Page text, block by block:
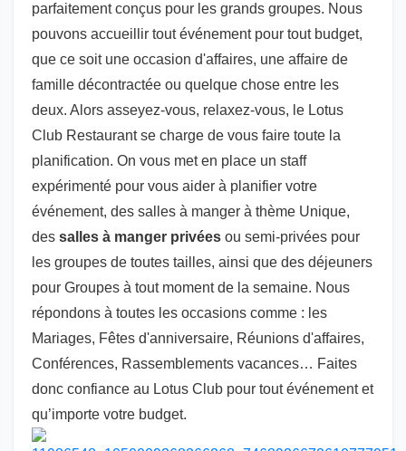
parfaitement conçus pour les grands groupes. Nous
pouvons accueillir tout événement pour tout budget,
que ce soit une occasion d'affaires, une affaire de
famille décontractée ou quelque chose entre les
deux. Alors asseyez-vous, relaxez-vous, le Lotus
Club Restaurant se charge de vous faire toute la
planification. On vous met en place un staff
expérimenté pour vous aider à planifier votre
événement, des salles à manger à thème Unique,
des salles à manger privées ou semi-privées pour
les groupes de toutes tailles, ainsi que des déjeuners
pour Groupes à tout moment de la semaine. Nous
répondons à toutes les occasions comme : les
Mariages, Fêtes d'anniversaire, Réunions d'affaires,
Conférences, Rassemblements vacances… Faites
donc confiance au Lotus Club pour tout événement et
qu’importe votre budget.